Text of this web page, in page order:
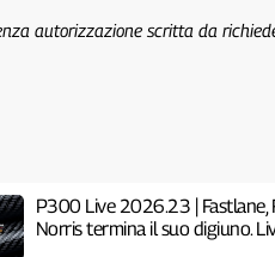
autorizzazione scritta da
P300 Live 2026.23 | Fastlane,
Norris termina il suo digiuno.